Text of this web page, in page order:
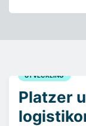
UTVECKLING
Platzer